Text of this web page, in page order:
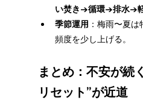
い焚き→循環→排水→
季節運用 ：梅雨〜夏は
頻度を少し上げる。
まとめ：不安が続
リセット”が近道